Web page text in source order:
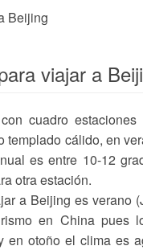
viajar a
cuadro
templado cálido, en
es entre 10-12
otra estación.
a Beijing es verano
en China pues
en otoño el clima es